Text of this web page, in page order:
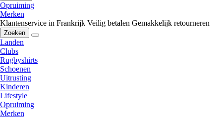
Opruiming
Merken
Klantenservice in Frankrijk Veilig betalen Gemakkelijk retourneren
Zoeken
Landen
Clubs
Rugbyshirts
Schoenen
Uitrusting
Kinderen
Lifestyle
Opruiming
Merken